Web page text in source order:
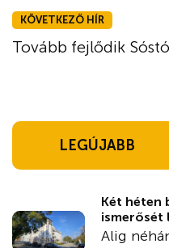
KÖVETKEZŐ HÍR
Tovább fejlődik Sóstó
LEGÚJABB
Két héten
ismerősét
Alig